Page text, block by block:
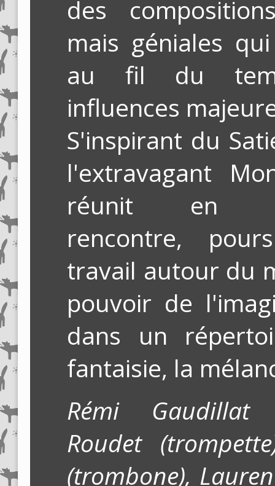
des
mais géniales
au fil du
influences
S'inspirant du
l'extravagant
réunit en
rencontre,
travail autour du
pouvoir de
dans un
fantaisie, la
Rémi Gaudillat
Roudet
(trombone),